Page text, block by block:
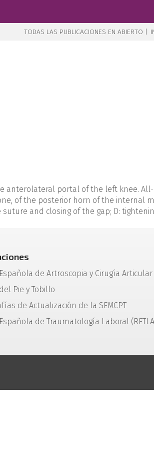
TODAS LAS PUBLICACIONES EN ABIERTO |
anterolateral portal of the left knee.
of the posterior horn of the internal
and closing of the gap; D:
de Artroscopia y Cirugía Articular
Pie y Tobillo
de Actualización de la SEMCPT
de Traumatología Laboral